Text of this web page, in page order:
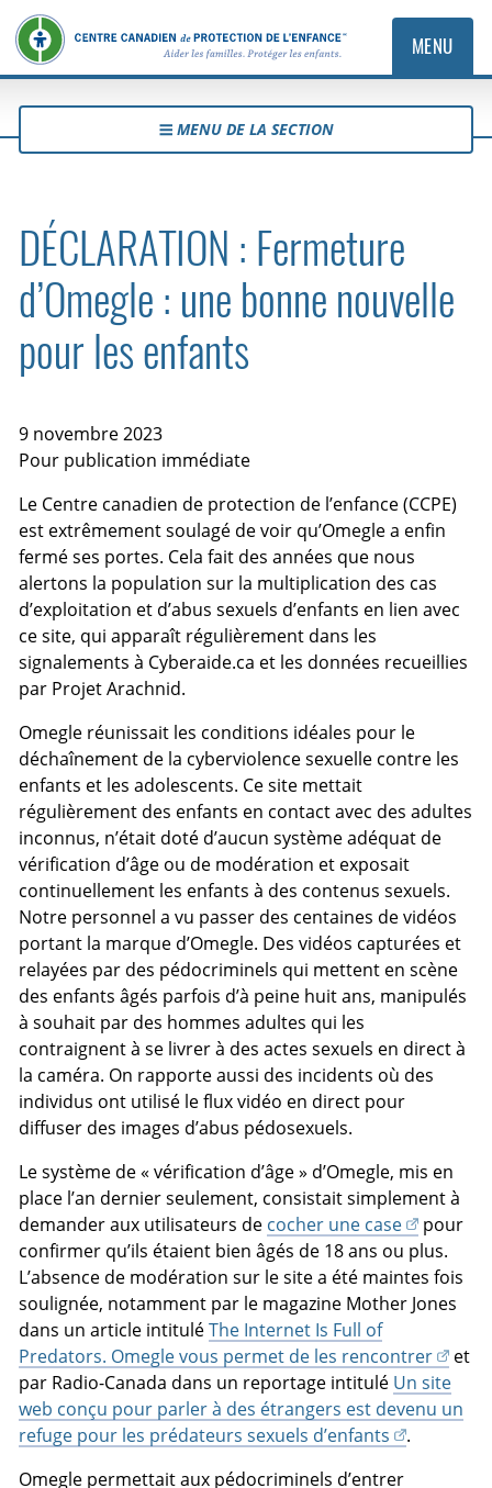
MENU
MENU DE LA SECTION
DÉCLARATION : Fermeture
d’Omegle : une bonne nouvelle
pour les enfants
9 novembre 2023
Pour publication immédiate
Le Centre canadien de protection de l’enfance (CCPE)
est extrêmement soulagé de voir qu’Omegle a enfin
fermé ses portes. Cela fait des années que nous
alertons la population sur la multiplication des cas
d’exploitation et d’abus sexuels d’enfants en lien avec
ce site, qui apparaît régulièrement dans les
signalements à Cyberaide.ca et les données recueillies
par Projet Arachnid.
Omegle réunissait les conditions idéales pour le
déchaînement de la cyberviolence sexuelle contre les
enfants et les adolescents. Ce site mettait
régulièrement des enfants en contact avec des adultes
inconnus, n’était doté d’aucun système adéquat de
vérification d’âge ou de modération et exposait
continuellement les enfants à des contenus sexuels.
Notre personnel a vu passer des centaines de vidéos
portant la marque d’Omegle. Des vidéos capturées et
relayées par des pédocriminels qui mettent en scène
des enfants âgés parfois d’à peine huit ans, manipulés
à souhait par des hommes adultes qui les
contraignent à se livrer à des actes sexuels en direct à
la caméra. On rapporte aussi des incidents où des
individus ont utilisé le flux vidéo en direct pour
diffuser des images d’abus pédosexuels.
Le système de « vérification d’âge » d’Omegle, mis en
place l’an dernier seulement, consistait simplement à
demander aux utilisateurs de cocher une case
pour
confirmer qu’ils étaient bien âgés de 18 ans ou plus.
L’absence de modération sur le site a été maintes fois
soulignée, notamment par le magazine Mother Jones
dans un article intituléThe Internet Is Full of
Predators. Omegle vous permet de les rencontrer
et
par Radio-Canada dans un reportage intitulé Un site
web conçu pour parler à des étrangers est devenu un
refuge pour les prédateurs sexuels d’enfants
.
Omegle permettait aux pédocriminels d’entrer